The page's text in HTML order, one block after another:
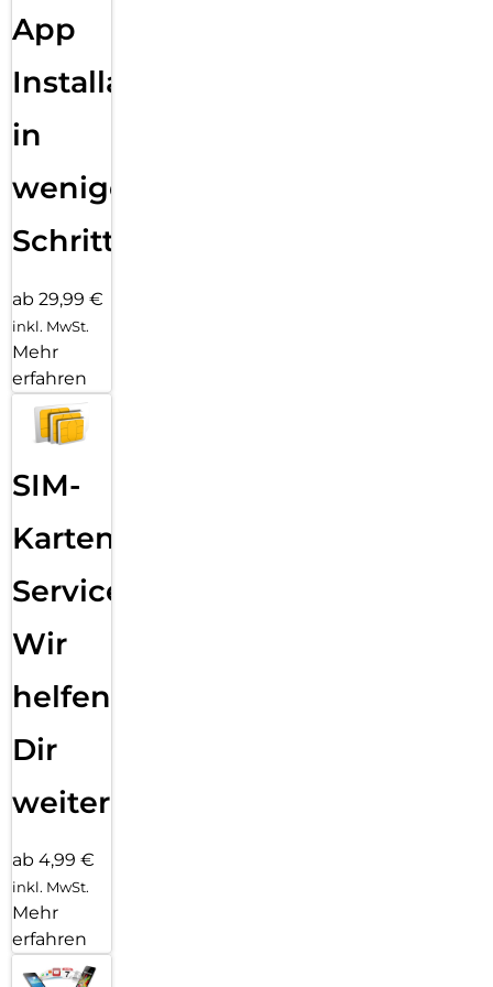
App
Installation
in
wenigen
Schritten
ab 29,99 €
inkl. MwSt.
Mehr
erfahren
SIM-
Karten
Service:
Wir
helfen
Dir
weiter
ab 4,99 €
inkl. MwSt.
Mehr
erfahren